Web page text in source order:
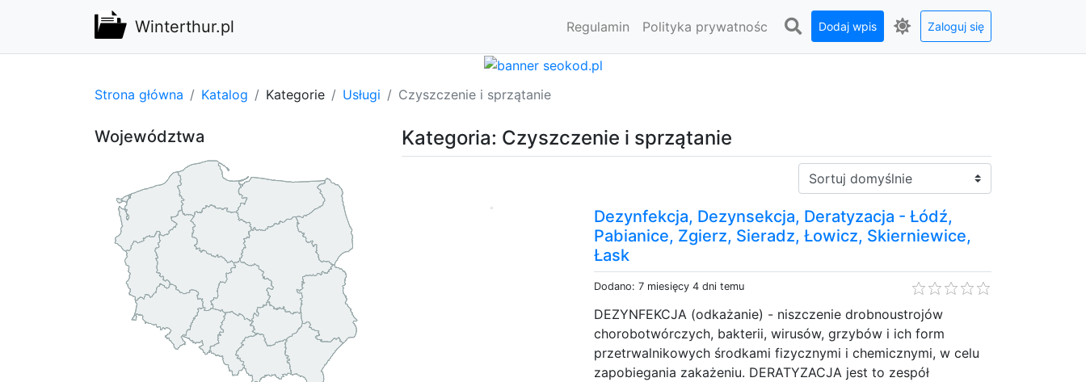
Winterthur.pl Regulamin Polityka prywatnośc Dodaj wpis Zaloguj się
Strona główna Katalog Kategorie Usługi Czyszczenie i sprzątanie
Kategoria: Czyszczenie i sprzątanie
Sortuj:
Dezynfekcja, Dezynsekcja, Deratyzacja - Łódź,
Pabianice, Zgierz, Sieradz, Łowicz, Skierniewice,
Łask
Dodano: 7 miesięcy 4 dni temu
DEZYNFEKCJA (odkażanie) - niszczenie drobnoustrojów
chorobotwórczych, bakterii, wirusów, grzybów i ich form
przetrwalnikowych środkami fizycznymi i chemicznymi, w celu
zapobiegania zakażeniu. DERATYZACJA jest to zespół
Województwa